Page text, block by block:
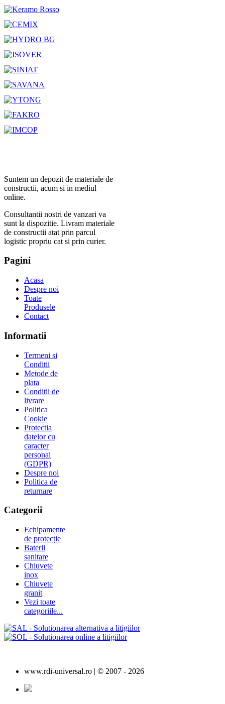
Suntem un depozit de materiale de
constructii, acum si in mediul
online.
Consultantii nostri de vanzari va
sunt la dispozitie. Livram materiale
de constructii atat prin parcul
logistic propriu cat si prin curier.
Pagini
Acasa
Despre noi
Toate
Produsele
Contact
Informatii
Termeni si
Conditii
Metode de
plata
Conditii de
livrare
Politica
Cookie
Protectia
datelor cu
caracter
personal
(GDPR)
Despre noi
Politica de
returnare
Categorii
Echipamente
de protecție
Baterii
sanitare
Chiuvete
inox
Chiuvete
granit
Vezi toate
categoriile...
www.rdi-universal.ro | © 2007 - 2026